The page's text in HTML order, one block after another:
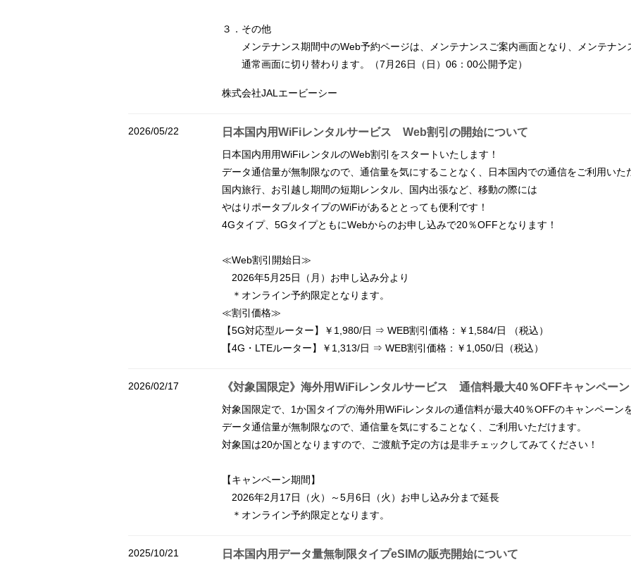
３．その他
メンテナンス期間中のWeb予約ページは、メンテナンスご案内画面となり、メンテナン
通常画面に切り替わります。（7月26日（日）06：00公開予定）
株式会社JALエービーシー
2026/05/22 日本国内用WiFiレンタルサービス Web割引の開始について
日本国内用用WiFiレンタルのWeb割引をスタートいたします！
データ通信量が無制限なので、通信量を気にすることなく、日本国内での通信をご利用いた
国内旅行、お引越し期間の短期レンタル、国内出張など、移動の際には
やはりポータブルタイプのWiFiがあるととっても便利です！
4Gタイプ、5GタイプともにWebからのお申し込みで20％OFFとなります！
≪Web割引開始日≫
2026年5月25日（月）お申し込み分より
＊オンライン予約限定となります。
≪割引価格≫
【5G対応型ルーター】￥1,980/日 ⇒ WEB割引価格：￥1,584/日 （税込）
【4G・LTEルーター】￥1,313/日 ⇒ WEB割引価格：￥1,050/日（税込）
2026/02/17 《対象国限定》海外用WiFiレンタルサービス 通信料最大40％OFFキャンペーン
対象国限定で、1か国タイプの海外用WiFiレンタルの通信料が最大40％OFFのキャンペーン
データ通信量が無制限なので、通信量を気にすることなく、ご利用いただけます。
対象国は20か国となりますので、ご渡航予定の方は是非チェックしてみてください！
【キャンペーン期間】
2026年2月17日（火）～5月6日（火）お申し込み分まで延長
＊オンライン予約限定となります。
2025/10/21 日本国内用データ量無制限タイプeSIMの販売開始について